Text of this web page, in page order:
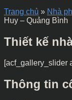
Trang chủ » Nhà
Huy – Quảng Bình
Thiết kế
[acf_gallery_slider
Thông tin